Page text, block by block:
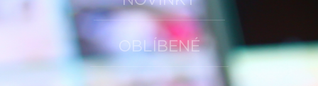
OBLÍBENÉ